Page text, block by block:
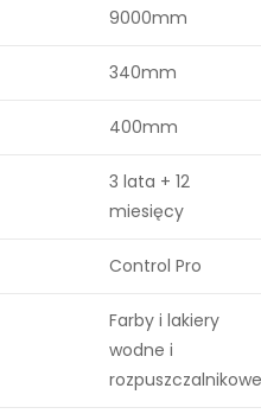
9000mm
340mm
400mm
3 lata + 12
miesięcy
Control Pro
Farby i lakiery
wodne i
rozpuszczalnikowe